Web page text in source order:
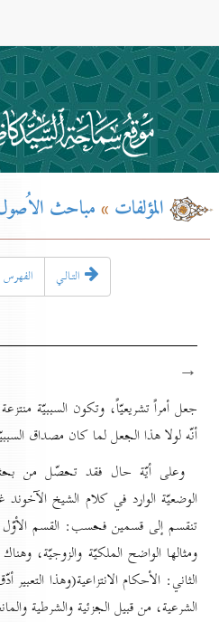
المؤلفات»مباحث الاُصول،
الفهرس التـالـي
→
جعل أمراً تشريعيّاً، وتكون السببيّة
أنّه لولا هذا الجعل لما كان مصداق
وعلى أيّة حال فقد تحصّل من
الوضعيّة الوارد في كلام الشيخ
تنقسم إلى قسمين فحسب: القسم
ومثالها الواضح الملكيّة والزوجيّة،
الثاني: الأحكام الانتزاعية(وهذا
الشرعية، من قبيل الجزئية والشرطية